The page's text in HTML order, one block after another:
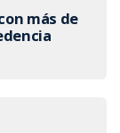
más de